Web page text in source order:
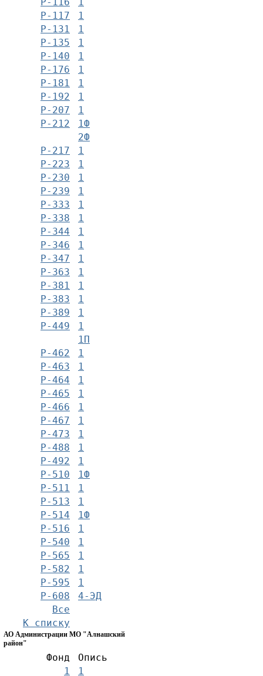
Р-116
1
Р-117
1
Р-131
1
Р-135
1
Р-140
1
Р-176
1
Р-181
1
Р-192
1
Р-207
1
Р-212
1Ф
2Ф
Р-217
1
Р-223
1
Р-230
1
Р-239
1
Р-333
1
Р-338
1
Р-344
1
Р-346
1
Р-347
1
Р-363
1
Р-381
1
Р-383
1
Р-389
1
Р-449
1
1П
Р-462
1
Р-463
1
Р-464
1
Р-465
1
Р-466
1
Р-467
1
Р-473
1
Р-488
1
Р-492
1
Р-510
1Ф
Р-511
1
Р-513
1
Р-514
1Ф
Р-516
1
Р-540
1
Р-565
1
Р-582
1
Р-595
1
Р-608
4-ЭД
Все
К списку
АО Администрации МО "Алнашский
район"
Фонд
Опись
1
1